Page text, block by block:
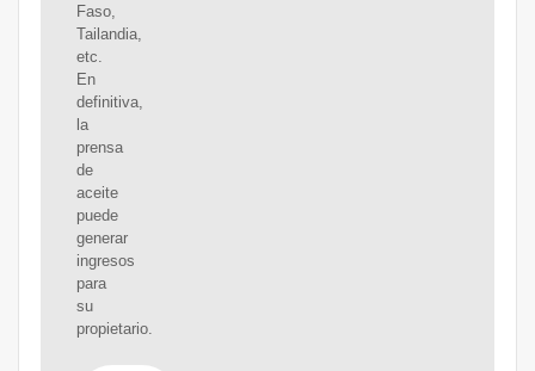
Faso,
Tailandia,
etc.
En
definitiva,
la
prensa
de
aceite
puede
generar
ingresos
para
su
propietario.